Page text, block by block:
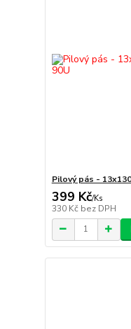
Pilový pás -
399 Kč/Ks
330 Kč bez DPH